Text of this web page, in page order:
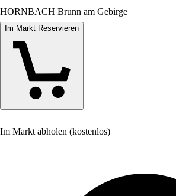
HORNBACH Brunn am Gebirge
Im Markt Reservieren
Im Markt abholen (kostenlos)